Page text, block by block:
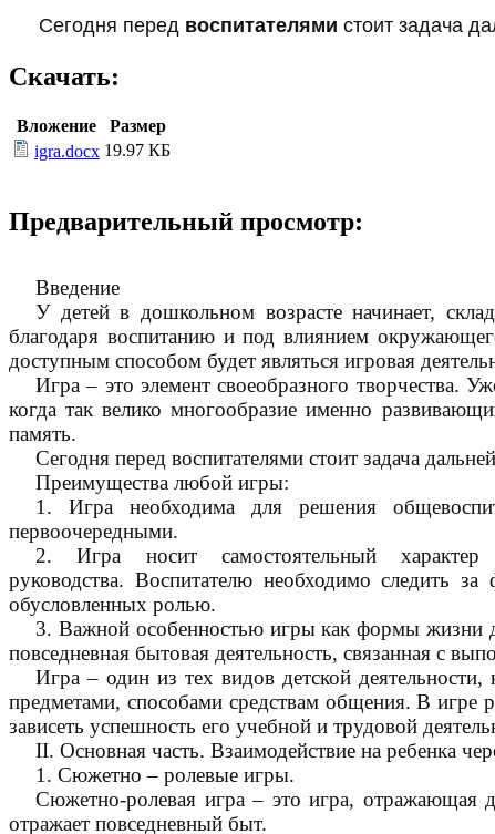
Сегодня перед воспитателями стоит задача
Скачать:
Вложение
Размер
igra.docx 19.97 КБ
Предварительный просмотр:
Введение
У детей в дошкольном возрасте начинает,
благодаря воспитанию и под влиянием
доступным способом будет являться игровая
Игра – это элемент своеобразного творчества.
когда так велико многообразие именно
память.
Сегодня перед воспитателями стоит задача
Преимущества любой игры:
1. Игра необходима для решения
первоочередными.
2. Игра носит самостоятельный
руководства. Воспитателю необходимо следить
обусловленных ролью.
3. Важной особенностью игры как формы жизни
повседневная бытовая деятельность, связанная с
Игра – один из тех видов детской
предметами, способами средствам общения. В игре
зависеть успешность его учебной и трудовой
II. Основная часть. Взаимодействие на ребенка
1. Сюжетно – ролевые игры.
Сюжетно-ролевая игра – это игра, отражающая
отражает повседневный быт.